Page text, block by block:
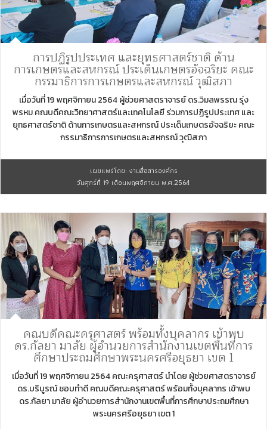
การปฏิรูปประเทศ และยุทธศาสตร์ชาติ ด้าน
การเกษตรและสหกรณ์ ประเด็นเกษตรอัจฉริยะ คณะ
กรรมาธิการการเกษตรและสหกรณ์ วุฒิสภา
เมื่อวันที่ 19 พฤศจิกายน 2564 ผู้ช่วยศาสตราจารย์ ดร.วิมลพรรณ รุ่ง
พรหม คณบดีคณะวิทยาศาสตร์และเทคโนโลยี ร่วมการปฏิรูปประเทศ และ
ยุทธศาสตร์ชาติ ด้านการเกษตรและสหกรณ์ ประเด็นเกษตรอัจฉริยะ คณะ
กรรมาธิการการเกษตรและสหกรณ์ วุฒิสภา
เผยแพร่โดย: งานสื่อสารองค์กร
วันศุกร์ที่ 19 เดือนพฤศจิกายน พ.ศ.2564
คณบดีคณะครุศาสตร์ พร้อมทั้งบุคลากร เข้าพบ
ดร.กัลยา มาลัย ผู้อำนวยการสำนักงานเขตพื้นที่การ
ศึกษาประถมศึกษาพระนครศรีอยุธยา เขต 1
เมื่อวันที่ 19 พฤศจิกายน 2564 คณะครุศาสตร์ นำโดย ผู้ช่วยศาสตราจารย์
ดร.บริบูรณ์ ชอบทำดี คณบดีคณะครุศาสตร์ พร้อมทั้งบุคลากร เข้าพบ
ดร.กัลยา มาลัย ผู้อำนวยการสำนักงานเขตพื้นที่การศึกษาประถมศึกษา
พระนครศรีอยุธยา เขต 1